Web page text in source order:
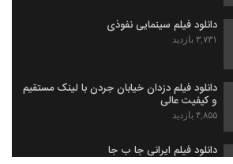
دانلود فیلم سینمایی نفوذی
۳,۷۳۱ بازدید
دانلود فیلم دزدان خیابان جردن با لینک مستقیم
و کیفیت عالی
۴,۸۵۵ بازدید
دانلود فیلم ایرانی جا ب جا